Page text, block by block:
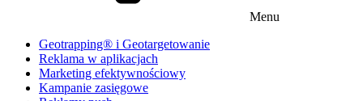
Menu
Geotrapping® i Geotargetowanie
Reklama w aplikacjach
Marketing efektywnościowy
Kampanie zasięgowe